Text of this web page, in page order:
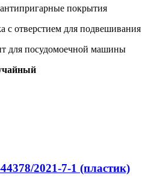
покрытия
с отверстием для подвешивания
для посудомоечной машины
2021-7-1 (пластик)